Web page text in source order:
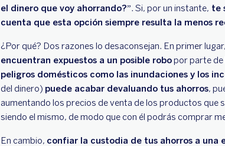
el dinero que voy ahorrando?”. Si, por un instante, te
cuenta que esta opción siempre resulta la menos
¿Por qué? Dos razones lo desaconsejan. En primer lugar,
encuentran expuestos a un posible robopor parte de
peligros domésticos como las inundaciones y los
del dinero) puede acabar devaluando tus ahorros,
aumentando los precios de venta de los productos que
siendo el mismo, de modo que con él podrás comprar
En cambio, confiar la custodia de tus ahorros a una